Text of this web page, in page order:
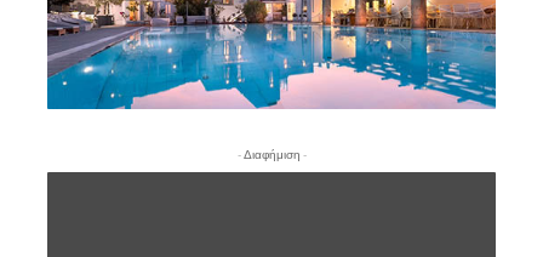
- Διαφήμιση -